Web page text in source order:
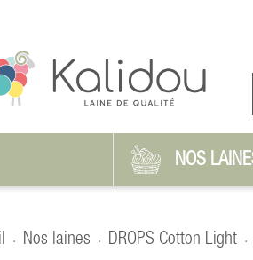
NOS
Nos laines DROPS Cotton Light